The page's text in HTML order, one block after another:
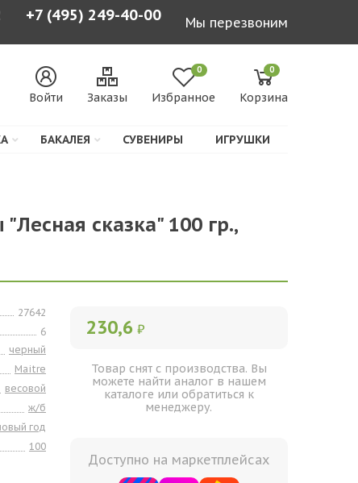
+7 (495) 249-40-00 Мы перезвоним
Войти Заказы
0
Избранное
0
Корзина
БАКАЛЕЯ СУВЕНИРЫ ИГРУШКИ
сказка" 100 гр.,
27642
6
черный
Maitre
весовой
ж/б
год
100
230,6 ₽
Товар снят с производства. Вы
можете найти аналог в нашем
каталоге или обратиться к
менеджеру.
Доступно на маркетплейсах